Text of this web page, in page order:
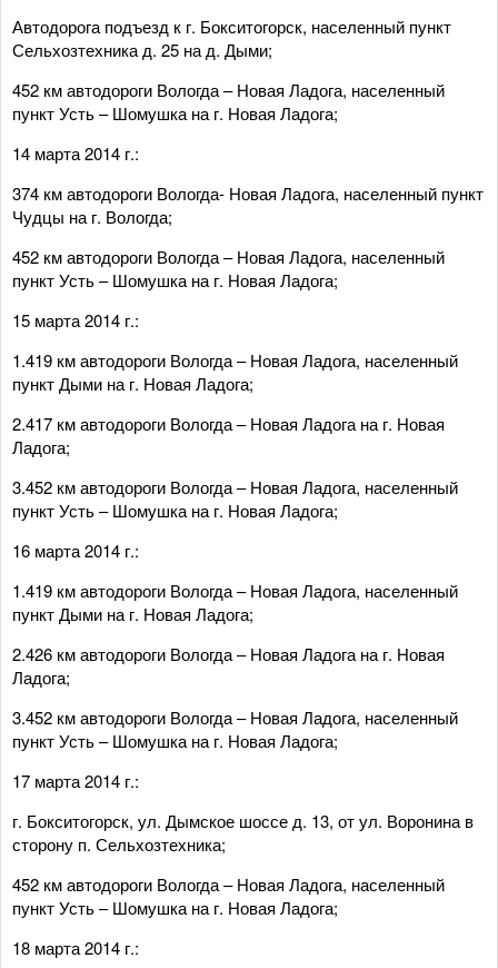
Автодорога подъезд к г. Бокситогорск, населенный пункт
Сельхозтехника д. 25 на д. Дыми;
452 км автодороги Вологда – Новая Ладога, населенный
пункт Усть – Шомушка на г. Новая Ладога;
14 марта 2014 г.:
374 км автодороги Вологда- Новая Ладога, населенный пункт
Чудцы на г. Вологда;
452 км автодороги Вологда – Новая Ладога, населенный
пункт Усть – Шомушка на г. Новая Ладога;
15 марта 2014 г.:
1.419 км автодороги Вологда – Новая Ладога, населенный
пункт Дыми на г. Новая Ладога;
2.417 км автодороги Вологда – Новая Ладога на г. Новая
Ладога;
3.452 км автодороги Вологда – Новая Ладога, населенный
пункт Усть – Шомушка на г. Новая Ладога;
16 марта 2014 г.:
1.419 км автодороги Вологда – Новая Ладога, населенный
пункт Дыми на г. Новая Ладога;
2.426 км автодороги Вологда – Новая Ладога на г. Новая
Ладога;
3.452 км автодороги Вологда – Новая Ладога, населенный
пункт Усть – Шомушка на г. Новая Ладога;
17 марта 2014 г.:
г. Бокситогорск, ул. Дымское шоссе д. 13, от ул. Воронина в
сторону п. Сельхозтехника;
452 км автодороги Вологда – Новая Ладога, населенный
пункт Усть – Шомушка на г. Новая Ладога;
18 марта 2014 г.: